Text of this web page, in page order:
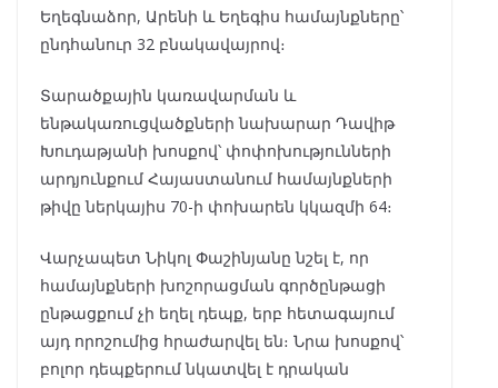
Եղեգնաձոր, Արենի և Եղեգիս համայնքները՝
ընդհանուր 32 բնակավայրով։
Տարածքային կառավարման և
ենթակառուցվածքների նախարար Դավիթ
Խուդաթյանի խոսքով՝ փոփոխությունների
արդյունքում Հայաստանում համայնքների
թիվը ներկայիս 70-ի փոխարեն կկազմի 64։
Վարչապետ Նիկոլ Փաշինյանը նշել է, որ
համայնքների խոշորացման գործընթացի
ընթացքում չի եղել դեպք, երբ հետագայում
այդ որոշումից հրաժարվել են։ Նրա խոսքով՝
բոլոր դեպքերում նկատվել է դրական